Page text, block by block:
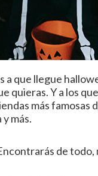
a que llegue
quieras. Y a los
más
más.
de